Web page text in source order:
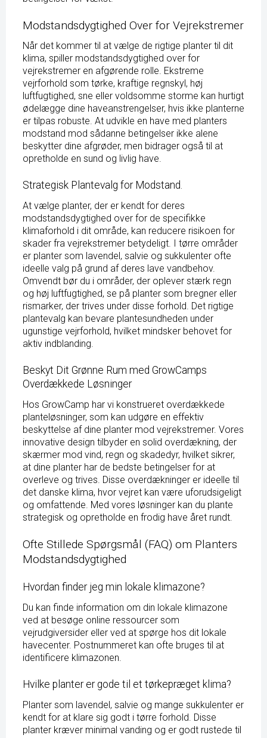
Modstandsdygtighed Over for Vejrekstremer
Når det kommer til at vælge de rigtige planter til dit
klima, spiller modstandsdygtighed over for
vejrekstremer en afgørende rolle. Ekstreme
vejrforhold som tørke, kraftige regnskyl, høj
luftfugtighed, sne eller voldsomme storme kan hurtigt
ødelægge dine haveanstrengelser, hvis ikke planterne
er tilpas robuste. At udvikle en have med planters
modstand mod sådanne betingelser ikke alene
beskytter dine afgrøder, men bidrager også til at
opretholde en sund og livlig have.
Strategisk Plantevalg for Modstand.
At vælge planter, der er kendt for deres
modstandsdygtighed over for de specifikke
klimaforhold i dit område, kan reducere risikoen for
skader fra vejrekstremer betydeligt. I tørre områder
er planter som lavendel, salvie og sukkulenter ofte
ideelle valg på grund af deres lave vandbehov.
Omvendt bør du i områder, der oplever stærk regn
og høj luftfugtighed, se på planter som bregner eller
rismarker, der trives under disse forhold. Det rigtige
plantevalg kan bevare plantesundheden under
ugunstige vejrforhold, hvilket mindsker behovet for
aktiv indblanding.
Beskyt Dit Grønne Rum med GrowCamps
Overdækkede Løsninger
Hos GrowCamp har vi konstrueret overdækkede
planteløsninger, som kan udgøre en effektiv
beskyttelse af dine planter mod vejrekstremer. Vores
innovative design tilbyder en solid overdækning, der
skærmer mod vind, regn og skadedyr, hvilket sikrer,
at dine planter har de bedste betingelser for at
overleve og trives. Disse overdækninger er ideelle til
det danske klima, hvor vejret kan være uforudsigeligt
og omfattende. Med vores løsninger kan du plante
strategisk og opretholde en frodig have året rundt.
Ofte Stillede Spørgsmål (FAQ) om Planters
Modstandsdygtighed
Hvordan finder jeg min lokale klimazone?
Du kan finde information om din lokale klimazone
ved at besøge online ressourcer som
vejrudgiversider eller ved at spørge hos dit lokale
havecenter. Postnummeret kan ofte bruges til at
identificere klimazonen.
Hvilke planter er gode til et tørkepræget klima?
Planter som lavendel, salvie og mange sukkulenter er
kendt for at klare sig godt i tørre forhold. Disse
planter kræver minimal vanding og er godt rustede til